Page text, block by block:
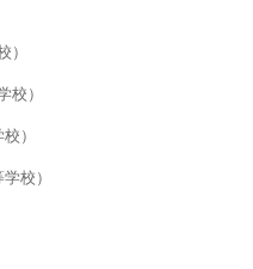
）
校）
）
校）